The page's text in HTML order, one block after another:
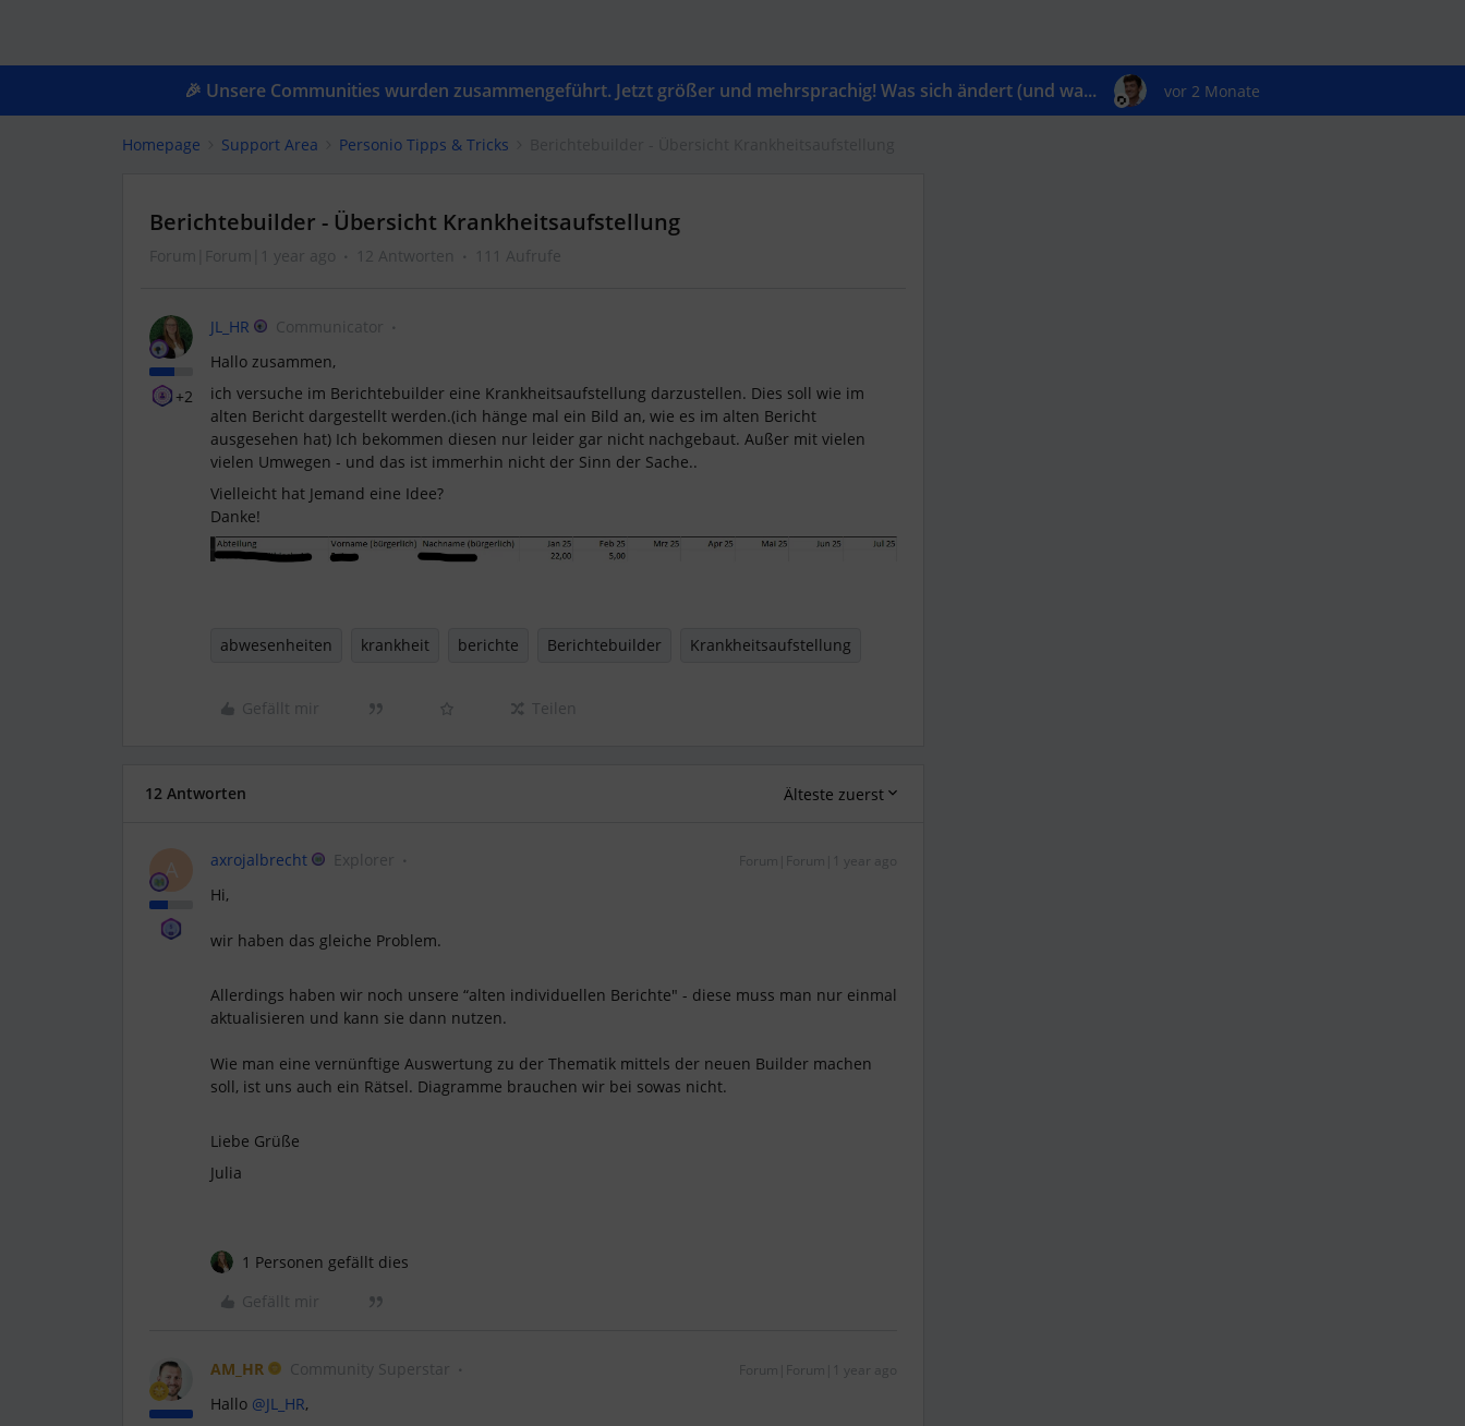
🎉 Unsere Communities wurden zusammengeführt. Jetzt größer und mehrsprachig! Was sich ändert (und wa... vor 2 Monate
Homepage Support Area Personio Tipps & Tricks
Berichtebuilder - Übersicht Krankheitsaufstellung
Forum|Forum|1 year ago 12 Antworten 111 Aufrufe
+2
JL_HR
Communicator
Hallo zusammen,
ich versuche im Berichtebuilder eine Krankheitsaufstellung darzustellen. Dies soll wie im
alten Bericht dargestellt werden.(ich hänge mal ein Bild an, wie es im alten Bericht
ausgesehen hat) Ich bekommen diesen nur leider gar nicht nachgebaut. Außer mit vielen
vielen Umwegen - und das ist immerhin nicht der Sinn der Sache..
Vielleicht hat Jemand eine Idee?
Danke!
abwesenheiten krankheit berichte Berichtebuilder Krankheitsaufstellung
Gefällt mir Teilen
12 Antworten Älteste zuerst
A axrojalbrecht Explorer Forum|Forum|1 year ago
Hi,
wir haben das gleiche Problem.
Allerdings haben wir noch unsere “alten individuellen Berichte" - diese muss man nur einmal
aktualisieren und kann sie dann nutzen.
Wie man eine vernünftige Auswertung zu der Thematik mittels der neuen Builder machen
soll, ist uns auch ein Rätsel. Diagramme brauchen wir bei sowas nicht.
Liebe Grüße
Julia
1 Personen gefällt dies
Gefällt mir
AM_HR Community Superstar Forum|Forum|1 year ago
Hallo @JL_HR,